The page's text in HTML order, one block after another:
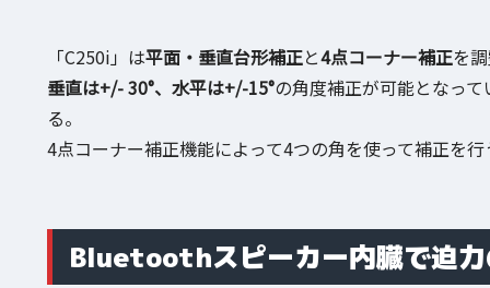
「C250i」は平面・垂直台形補正と4点コーナー補正を
垂直は+/- 30°、水平は+/-15°の角度補正が可能となっ
る。
4点コーナー補正機能によって4つの角を使って補正を
Bluetoothスピーカー内臓で迫力